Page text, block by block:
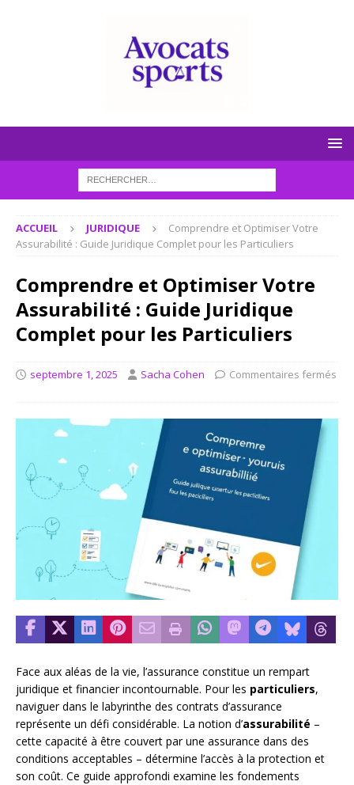
ACCUEIL JURIDIQUE
Comprendre et Optimiser Votre
Assurabilité : Guide Juridique Complet pour les Particuliers
Comprendre et Optimiser Votre
Assurabilité : Guide Juridique
Complet pour les Particuliers
septembre 1, 2025 Sacha Cohen Commentaires fermés
Face aux aléas de la vie, l’assurance constitue un rempart
juridique et financier incontournable. Pour les particuliers,
naviguer dans le labyrinthe des contrats d’assurance
représente un défi considérable. La notion d’assurabilité –
cette capacité à être couvert par une assurance dans des
conditions acceptables – détermine l’accès à la protection et
son coût. Ce guide approfondi examine les fondements